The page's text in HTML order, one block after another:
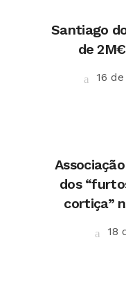
Santiago
de
16
dos
cortiça”
18